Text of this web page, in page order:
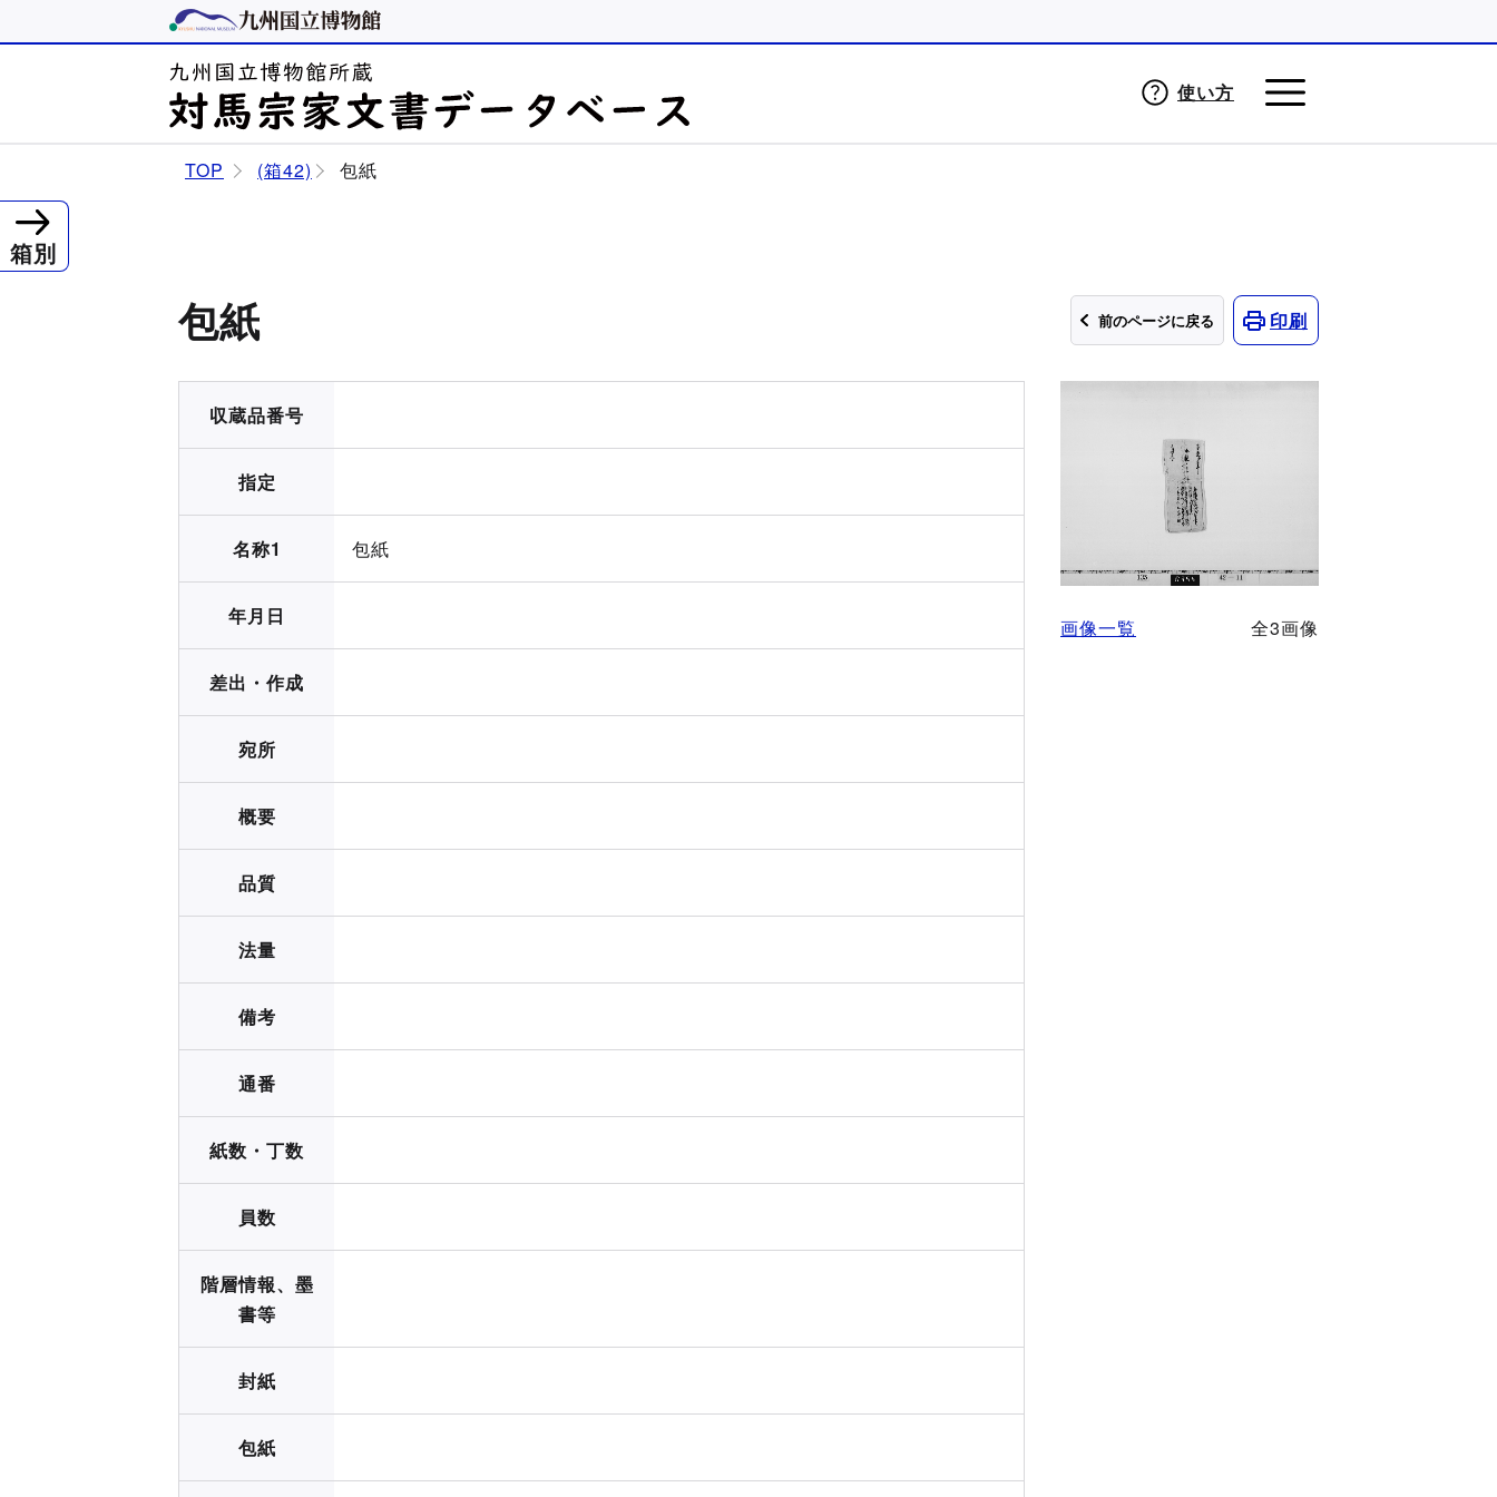
使い方
TOP (箱42) 包紙
前のページに戻る
包紙 印刷
画像一覧 全3画像
収蔵品番号
指定
名称1 包紙
年月日
差出・作成
宛所
概要
品質
法量
備考
通番
紙数・丁数
員数
階層情報、墨
書等
封紙
包紙
箱別